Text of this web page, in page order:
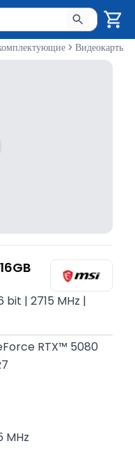
поиска. Нажмите Enter
Видеокарты
bit | 2715 MHz |
RTX™ 5080
MHz